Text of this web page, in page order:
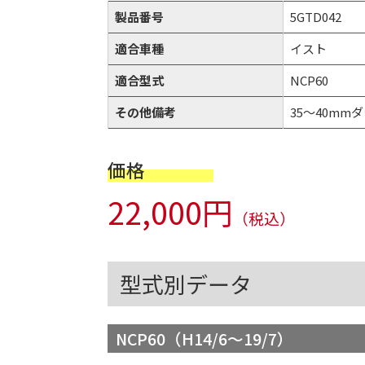
製品番号
5GTD042
適合車種
イスト
適合型式
NCP60
その他備考
35～40mm
価格
22,000円 （税込）
型式別データ
NCP60（H14/6～19/7）